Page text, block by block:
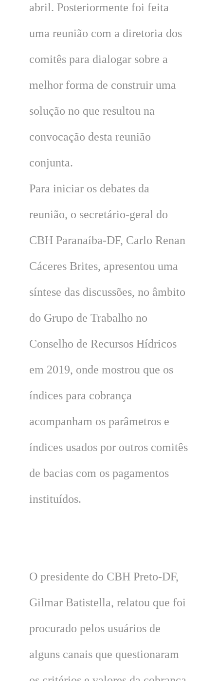
abril. Posteriormente foi feita
uma reunião com a diretoria dos
comitês para dialogar sobre a
melhor forma de construir uma
solução no que resultou na
convocação desta reunião
conjunta.
Para iniciar os debates da
reunião, o secretário-geral do
CBH Paranaíba-DF, Carlo Renan
Cáceres Brites, apresentou uma
síntese das discussões, no âmbito
do Grupo de Trabalho no
Conselho de Recursos Hídricos
em 2019, onde mostrou que os
índices para cobrança
acompanham os parâmetros e
índices usados por outros comitês
de bacias com os pagamentos
instituídos.
O presidente do CBH Preto-DF,
Gilmar Batistella, relatou que foi
procurado pelos usuários de
alguns canais que questionaram